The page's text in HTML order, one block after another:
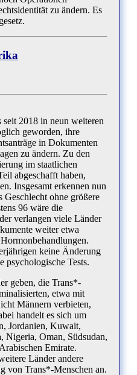
zu ändern. Es
2018 in neun weiteren
geworden, ihre
in Dokumenten
zu ändern. Zu den
im staatlichen
abgeschafft haben,
Insgesamt erkennen nun
Geschlecht ohne größere
96 wäre die
verlangen viele Länder
weiter etwa
keine Änderung
psychologische Tests.
geben, die Trans*-
etwa mit
Männern verbieten,
handelt es sich um
Jordanien, Kuwait,
Oman, Südsudan,
Emirate.
Länder andere
von Trans*-Menschen an.